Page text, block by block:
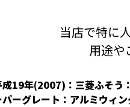
当店で特に
用途や
成19年(2007)：三菱ふそう
パーグレート：アルミウィ